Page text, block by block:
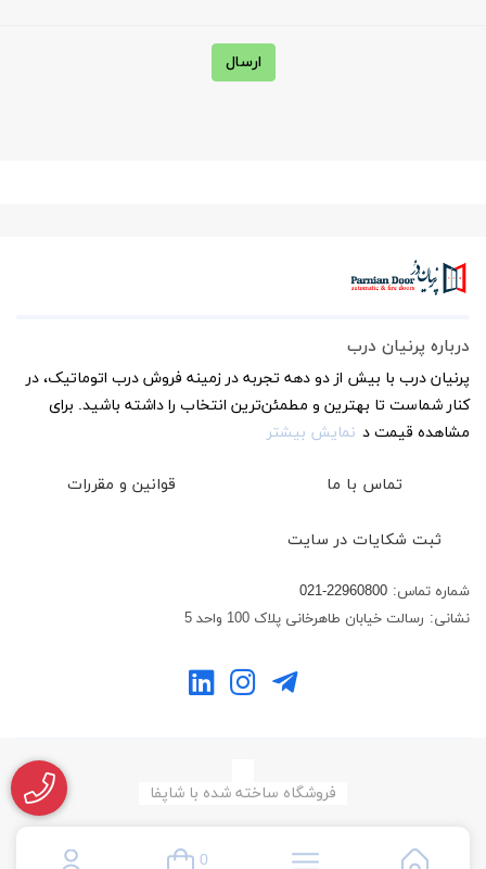
0
ارسال
درباره پرنیان درب
پرنیان درب با بیش از دو دهه تجربه در زمینه فروش درب اتوماتیک، در
کنار شماست تا بهترین و مطمئن‌ترین انتخاب را داشته باشید. برای
مشاهده قیمت د نمایش بیشتر
تماس با ما قوانین و مقررات
ثبت شکایات در سایت
شماره تماس: 021-22960800
نشانی: رسالت خیابان طاهرخانی پلاک 100 واحد 5
فروشگاه ساخته شده با شاپفا